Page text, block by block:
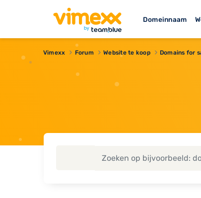
Domeinnaam
Vimexx Forum Website te koop Domains for